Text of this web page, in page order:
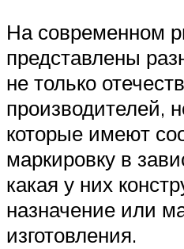
На современном
представлены
не только
производителей,
которые имеют
маркировку в
какая у них
назначение или
изготовления.